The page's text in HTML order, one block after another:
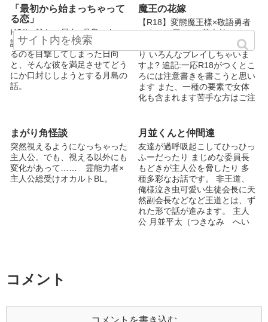
次創作として発表済み。 表紙
は、無料写真素材サイト・
Pexels様
【https://www.pexels.com/】の
素敵素材からお借りしました。
ありがとうございました！
@mecabsan
登場人物の零、琉の父・隆文、
烏沢財閥なども登場！ 琉と恋
が出会う3年前のお話。 好きと
言えたらシリーズの長編第2
弾。 前作を読んでいなくても
お読みいただけます！ ＊ 表紙:
あお様 ○番外編 牧野瀬那では無
理やりの性描写を含みます。
○extra episode:不器用おじさん
×愛に飢えたビッチ 関連絵、コ
「最初から始まっちゃって
る恋」
HQ!! 珍しい日向×月島のお
話。 学校で月島が男に奉仕す
るのを目撃してしまった日向
と、そんな彼を満足させてどう
にか口封じしようとする月島の
話。
魔王の花嫁
【R18】変態魔王様×敬語勇者
ですヾ(*´▽｀*)ﾉ 基本甘々で(*
´∀｀)時々ギャグ＆シリアス有
り いろんなプレイしちゃいま
すよ? 追記:一応R18がつくとこ
ろには注意書きを書こうと思い
ます また、一種の要素で女体
化も含まれます苦手な方はご注
まがり角怪談
突然視えるようになっちゃった
主人公。でも、視える以外にも
変化があって…… 霊能力者×
主人公総受けオカルトBL。
月並くんと仲間達
友達が過呼吸起こしてひっひっ
ふーだったり まじめな委員長
もどきが主人公を脅したり 多
種多彩なお話です。 非王道、
俺様泣き虫可愛い生徒会長に天
然副会長などなど王道とは、ず
れた形で話が進みます。 主人
公 月並平太（つきなみ へい
合わせたりはするかもです。
※諸事情で最初から書き直して
コメント
コメントを書き込む